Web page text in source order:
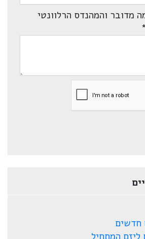
מדובר והמהנדס הרלוונטי
*
חדשים